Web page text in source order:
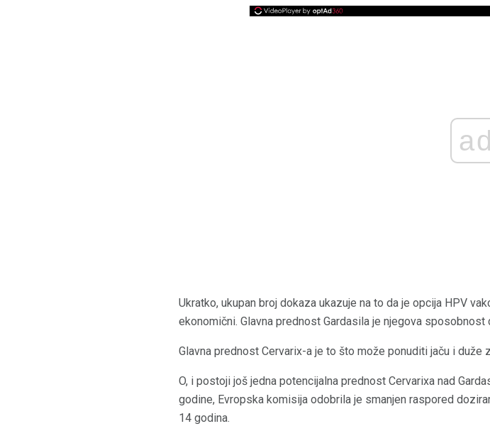
ad
Ukratko, ukupan broj dokaza ukazuje na to da je opcija HPV
ekonomični. Glavna prednost Gardasila je njegova
Glavna prednost Cervarix-a je to što može ponuditi jaču i
O, i postoji još jedna potencijalna prednost Cervarixa nad
godine, Evropska komisija odobrila je smanjen raspored
14 godina.